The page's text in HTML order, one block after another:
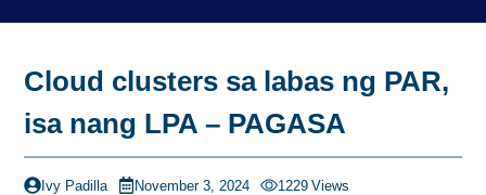
Cloud clusters sa labas ng PAR,
isa nang LPA – PAGASA
Ivy Padilla November 3, 2024 1229 Views